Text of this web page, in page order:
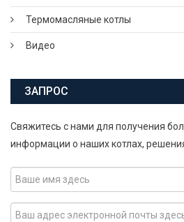
Термомасляные котлы
Видео
ЗАПРОС
Свяжитесь с нами для получения
информации о наших котлах,